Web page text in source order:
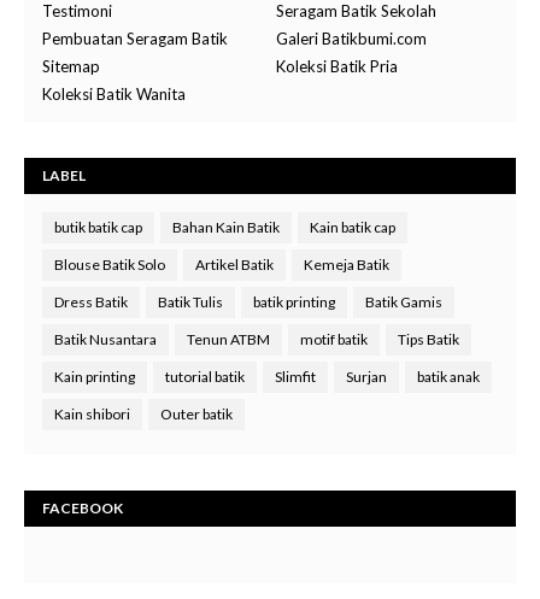
Testimoni
Seragam Batik Sekolah
Pembuatan Seragam Batik
Galeri Batikbumi.com
Sitemap
Koleksi Batik Pria
Koleksi Batik Wanita
LABEL
butik batik cap Bahan Kain Batik Kain batik cap
Blouse Batik Solo Artikel Batik Kemeja Batik
Dress Batik Batik Tulis batik printing Batik Gamis
Batik Nusantara Tenun ATBM motif batik Tips Batik
Kain printing tutorial batik Slimfit Surjan batik anak
Kain shibori Outer batik
FACEBOOK